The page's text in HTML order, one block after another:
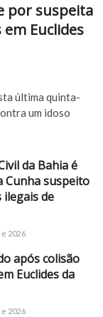
por suspeita
Euclides
última quinta-
um idoso
da Bahia é
Cunha suspeito
de
2026
após colisão
Euclides da
2026